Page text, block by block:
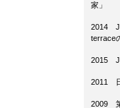
家」
2014
terrace
2015
2011
2009